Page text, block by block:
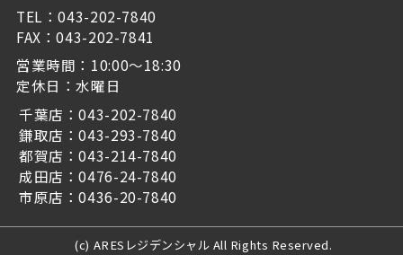
TEL：043-202-7840
FAX：043-202-7841
営業時間：10:00～18:30
定休日：水曜日
千葉店：043-202-7840
鎌取店：043-293-7840
都賀店：043-214-7840
成田店：0476-24-7840
市原店：0436-20-7840
(c) ARESレジデンシャル All Rights Reserved.